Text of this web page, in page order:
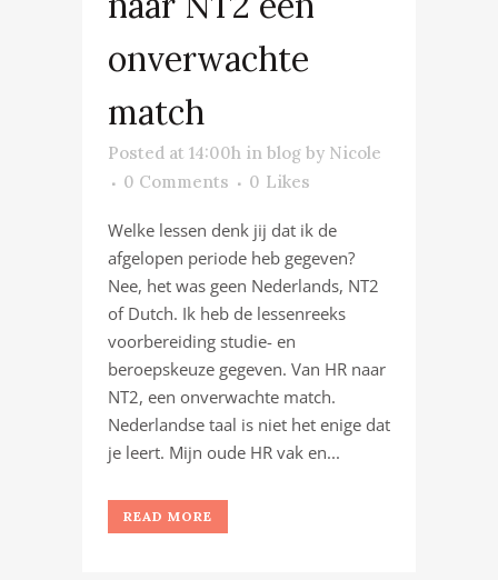
onverwachte
match
Posted at 14:00h in blog by Nicole
0 Comments
0 Likes
Welke lessen denk jij dat ik de
afgelopen periode heb gegeven?
Nee, het was geen Nederlands, NT2
of Dutch. Ik heb de lessenreeks
voorbereiding studie- en
beroepskeuze gegeven. Van HR naar
NT2, een onverwachte match.
Nederlandse taal is niet het enige dat
je leert. Mijn oude HR vak en...
READ MORE